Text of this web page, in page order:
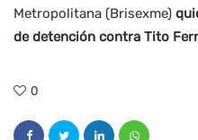
Metropolitana (Brisexme)
de detención contra Tito
0